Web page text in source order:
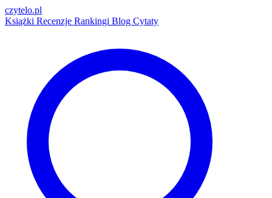
czytelo.pl
Książki Recenzje Rankingi Blog Cytaty